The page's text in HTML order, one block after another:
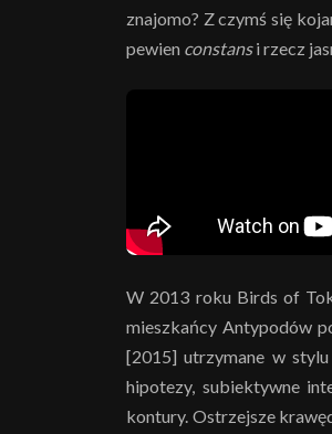
znajomo? Z czymś się
pewien constansi rzecz
W 2013 roku Birds of
mieszkańcy Antypodów
[2015] utrzymane w stylu
hipotezy, subiektywne
kontury. Ostrzejsze